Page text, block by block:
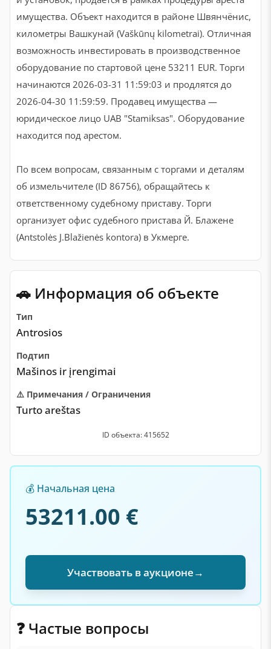
имущества. Объект находится в районе Швянчёнис,
километры Вашкунай (Vaškūnų kilometrai). Отличная
возможность инвестировать в производственное
оборудование по стартовой цене 53211 EUR. Торги
начинаются 2026-03-31 11:59:03 и продлятся до
2026-04-30 11:59:59. Продавец имущества —
юридическое лицо UAB "Stamiksas". Оборудование
находится под арестом.
По всем вопросам, связанным с торгами и деталям
об измельчителе (ID 86756), обращайтесь к
ответственному судебному приставу. Торги
организует офис судебного пристава Й. Блажене
(Antstolės J.Blažienės kontora) в Укмерге.
❓ Частые вопросы
🚗 Информация об объекте
Тип
Antrosios
Подтип
Mašinos ir įrengimai
⚠️ Примечания / Ограничения
Turto areštas
ID объекта: 415652
💰 Начальная цена
53211.00 €
Участвовать в аукционе→